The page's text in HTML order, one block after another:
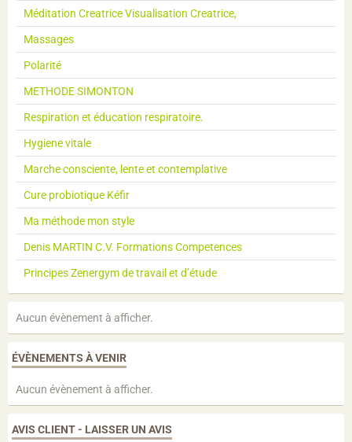
Méditation Creatrice Visualisation Creatrice,
Massages
Polarité
METHODE SIMONTON
Respiration et éducation respiratoire.
Hygiene vitale
Marche consciente, lente et contemplative
Cure probiotique Kéfir
Ma méthode mon style
Denis MARTIN C.V. Formations Competences
Principes Zenergym de travail et d’étude
Aucun évènement à afficher.
ÉVÈNEMENTS À VENIR
Aucun évènement à afficher.
AVIS CLIENT - LAISSER UN AVIS